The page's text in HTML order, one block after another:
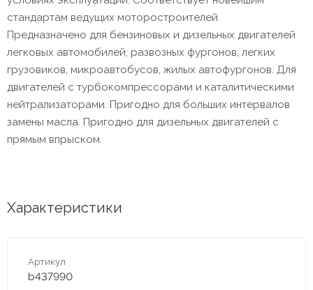
стандартам ведущих моторостроителей.
Предназначено для бензиновых и дизельных двигателей
легковых автомобилей, развозных фургонов, легких
грузовиков, микроавтобусов, жилых автофургонов. Для
двигателей с турбокомпрессорами и каталитическими
нейтрализаторами. Пригодно для больших интервалов
замены масла. Пригодно для дизельных двигателей с
прямым впрыском.
Характеристики
Артикул
b437990